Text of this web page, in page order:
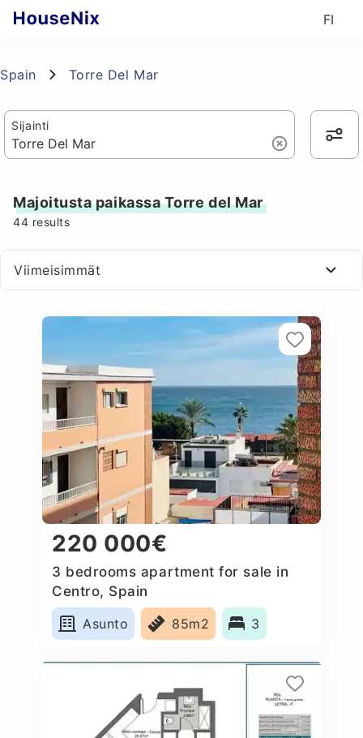
FI
Spain Torre Del Mar
Sijainti
Majoitusta paikassa Torre del Mar
44 results
Viimeisimmät
220 000€
3 bedrooms apartment for sale in
Centro, Spain
Asunto
85m2 3